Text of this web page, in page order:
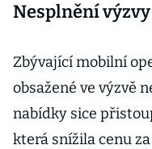
Nesplnění výzvy
Zbývající mobilní
obsažené ve výzvě
nabídky sice
která snížila cenu